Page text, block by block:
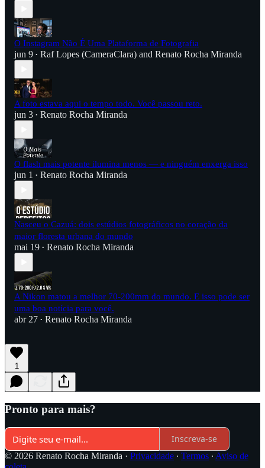
O Instagram Não É Uma Plataforma de Fotografia
jun 9 • Raf Lopes (CameraClara) and Renato Rocha Miranda
A foto estava aqui o tempo todo. Você passou reto.
jun 3 • Renato Rocha Miranda
O flash mais potente ilumina menos — e ninguém enxerga isso
jun 1 • Renato Rocha Miranda
Nasceu o Cazuá: dois estúdios fotográficos no coração da
maior floresta urbana do mundo
mai 19 • Renato Rocha Miranda
A Nikon matou a melhor 70-200mm do mundo. E isso pode ser
uma boa notícia para você.
abr 27 • Renato Rocha Miranda
1
Pronto para mais?
Inscreva-se
© 2026 Renato Rocha Miranda · Privacidade ∙ Termos ∙ Aviso de